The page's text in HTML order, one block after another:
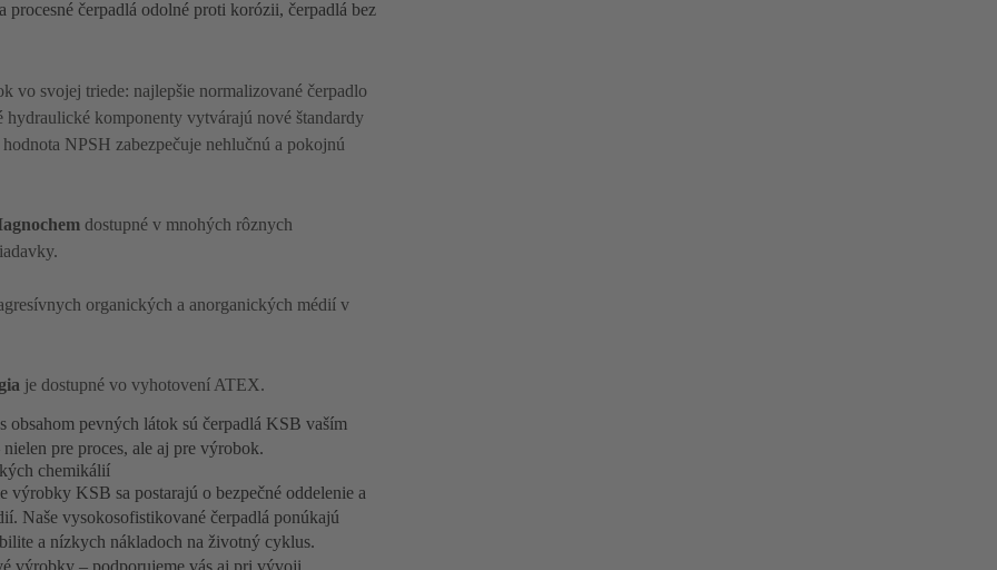
čerpadlá odolné proti korózii, čerpadlá bez
vo svojej triede: najlepšie normalizované čerpadlo
komponenty vytvárajú nové štandardy
NPSH zabezpečuje nehlučnú a pokojnú
dostupné v mnohých rôznych
organických a anorganických médií v
je dostupné vo vyhotovení ATEX.
pevných látok sú čerpadlá KSB vaším
pre proces, ale aj pre výrobok.
chemikálií
výrobky KSB sa postarajú o bezpečné oddelenie a
Naše vysokosofistikované čerpadlá ponúkajú
a nízkych nákladoch na životný cyklus.